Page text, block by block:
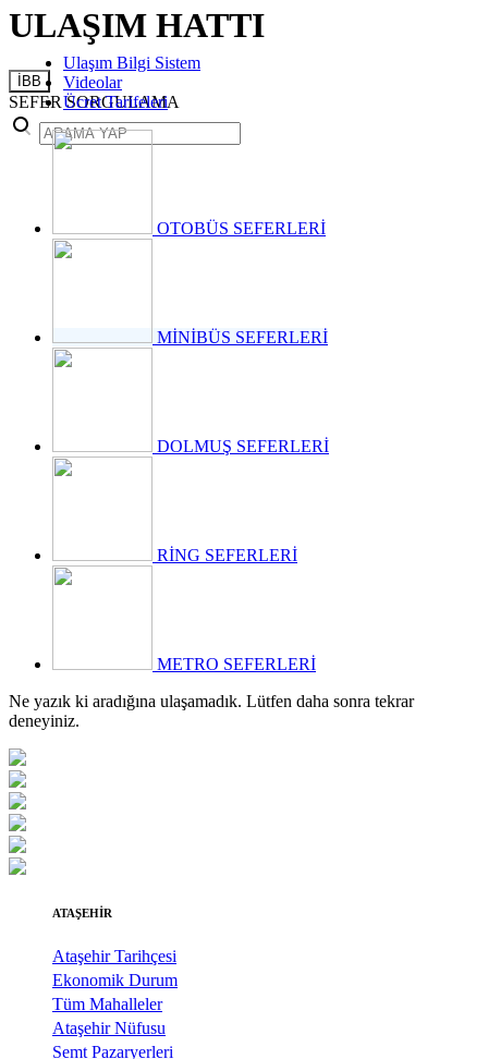
Millî Birlik
Günü
kapsamında
düzenlenecek
anma
programının
takvimini
açıkladı. "İrade
gerçekleştirilecek
etkinlikler, 15-
düzenlenecek.
ULAŞIM HATTI
İBB
SEFER SORGULAMA
Ulaşım Bilgi Sistem
Videolar
Ücret Tarifeleri
OTOBÜS SEFERLERİ
MİNİBÜS SEFERLERİ
DOLMUŞ SEFERLERİ
RİNG SEFERLERİ
METRO SEFERLERİ
Ne yazık ki aradığına ulaşamadık. Lütfen daha sonra tekrar
deneyiniz.
ATAŞEHİR
Ataşehir Tarihçesi
Ekonomik Durum
Tüm Mahalleler
Ataşehir Nüfusu
Semt Pazaryerleri